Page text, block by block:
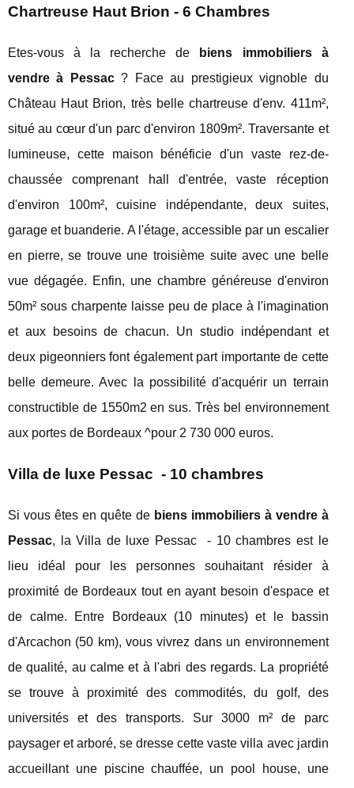
Chartreuse Haut Brion - 6 Chambres
Etes-vous à la recherche de
biens immobiliers à
vendre à Pessac? Face au prestigieux vignoble du
Château Haut Brion, très belle chartreuse d'env. 411m²,
situé au cœur d'un parc d'environ 1809m². Traversante et
lumineuse, cette maison bénéficie d'un vaste rez-de-
chaussée comprenant hall d'entrée, vaste réception
d'environ 100m², cuisine indépendante, deux suites,
garage et buanderie. A l'étage, accessible par un escalier
en pierre, se trouve une troisième suite avec une belle
vue dégagée. Enfin, une chambre généreuse d'environ
50m² sous charpente laisse peu de place à l'imagination
et aux besoins de chacun. Un studio indépendant et
deux pigeonniers font également part importante de cette
belle demeure. Avec la possibilité d'acquérir un terrain
constructible de 1550m2 en sus. Très bel environnement
aux portes de Bordeaux ^pour 2 730 000 euros.
Villa de luxe Pessac - 10 chambres
Si vous êtes en quête de biens immobiliers à vendre à
Pessac, la Villa de luxe Pessac - 10 chambres est le
lieu idéal pour les personnes souhaitant résider à
proximité de Bordeaux tout en ayant besoin d'espace et
de calme. Entre Bordeaux (10 minutes) et le bassin
d'Arcachon (50 km), vous vivrez dans un environnement
de qualité, au calme et à l'abri des regards. La propriété
se trouve à proximité des commodités, du golf, des
universités et des transports. Sur 3000 m² de parc
paysager et arboré, se dresse cette vaste villa avec jardin
accueillant une piscine chauffée, un pool house, une